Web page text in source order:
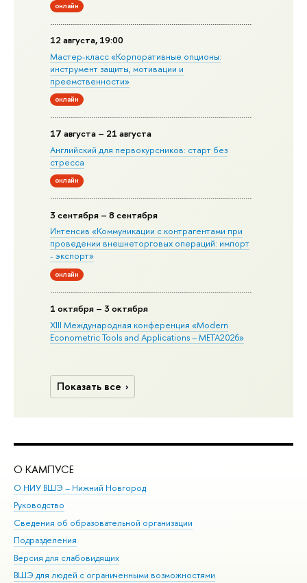
онлайн
12 августа, 19:00
Мастер-класс «Корпоративные опционы:
инструмент защиты, мотивации и
преемственности»
онлайн
17 августа – 21 августа
Английский для первокурсников: старт без
стресса
онлайн
3 сентября – 8 сентября
Интенсив «Коммуникации с контрагентами при
проведении внешнеторговых операций: импорт
- экспорт»
онлайн
1 октября – 3 октября
XIII Международная конференция «Modern
Econometric Tools and Applications – META2026»
Показать все
О КАМПУСЕ
О НИУ ВШЭ – Нижний Новгород
Руководство
Сведения об образовательной организации
Подразделения
Версия для слабовидящих
ВШЭ для людей с ограниченными возможностями